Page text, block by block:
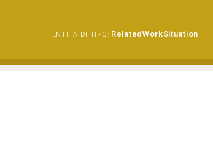
ENTITÀ DI TIPO: RelatedWorkSituation